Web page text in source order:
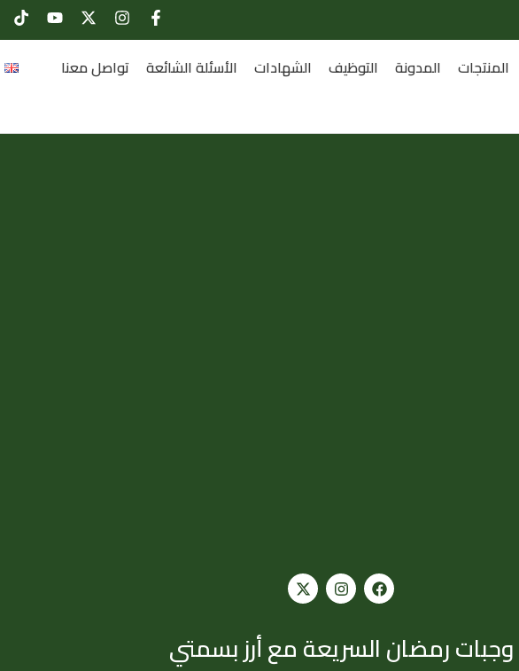
المنتجات المدونة التوظيف الشهادات الأسئلة الشائعة تواصل معنا
وجبات رمضان السريعة مع أرز بسمتي